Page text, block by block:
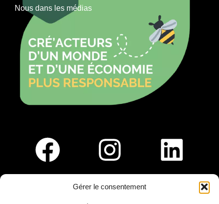
Gérer le consentement
Nous dans les médias